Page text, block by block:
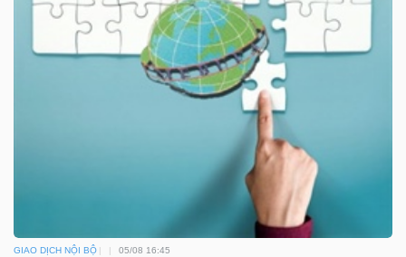
GIAO DỊCH NỘI BỘ 05/08 16:45
Báo
phân